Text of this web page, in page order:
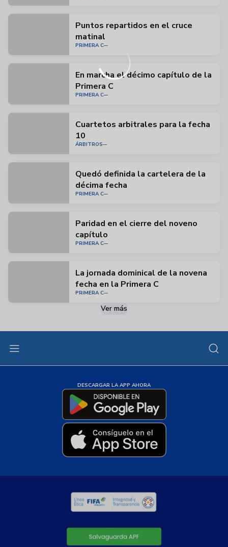
Puntos repartidos en el cruce
matinal
PRIMERA C
En marcha el décimo capítulo de la
Primera C
PRIMERA C
Cuartetos arbitrales para la fecha
10
ÁRBITROS
Quedó definida la cartelera de la
décima fecha
PRIMERA C
Paridad en el cierre del noveno
capítulo
PRIMERA C
La jornada dominical de la novena
fecha en la Primera C
PRIMERA C
Ver más
DESCARGAR LA APP AHORA